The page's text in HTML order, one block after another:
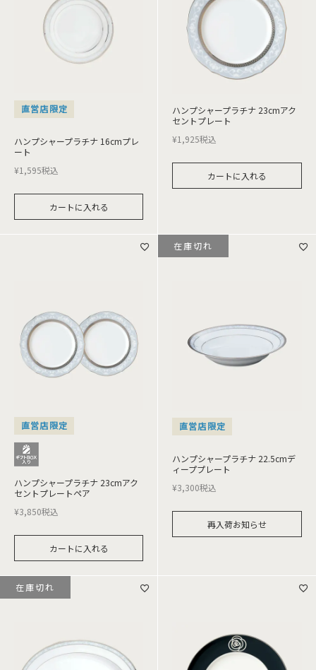
直営店限定
ハンプシャープラチナ 16cmプレ
ート
¥1,595税込
カートに入れる
ハンプシャープラチナ 23cmアク
セントプレート
¥1,925税込
カートに入れる
直営店限定
ハンプシャープラチナ 23cmアク
セントプレートペア
¥3,850税込
カートに入れる
直営店限定
ハンプシャープラチナ 22.5cmデ
ィーププレート
¥3,300税込
再入荷お知らせ
在庫切れ
在庫切れ